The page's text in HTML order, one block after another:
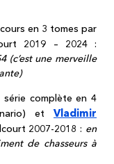
en 3 tomes par
2019 – 2024 :
(c’est une merveille
complète en 4
etVladimir
2007-2018 : en
de chasseurs à